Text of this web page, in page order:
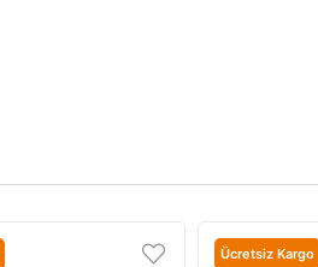
Ücretsiz Kargo